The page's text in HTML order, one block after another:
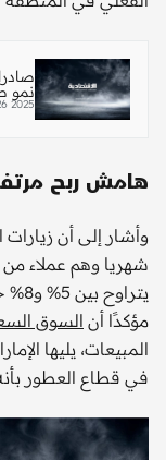
نمو
2025
هامش ربح
شهريا وهم عملاء
مؤكدًا أن السوق
المبيعات، يليها
في قطاع العطور